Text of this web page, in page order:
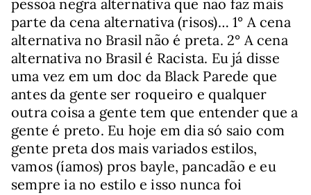
pessoa negra alternativa que não faz mais
parte da cena alternativa (risos)… 1° A cena
alternativa no Brasil não é preta. 2° A cena
alternativa no Brasil é Racista. Eu já disse
uma vez em um doc da Black Parede que
antes da gente ser roqueiro e qualquer
outra coisa a gente tem que entender que a
gente é preto. Eu hoje em dia só saio com
gente preta dos mais variados estilos,
vamos (íamos) pros bayle, pancadão e eu
sempre ia no estilo e isso nunca foi